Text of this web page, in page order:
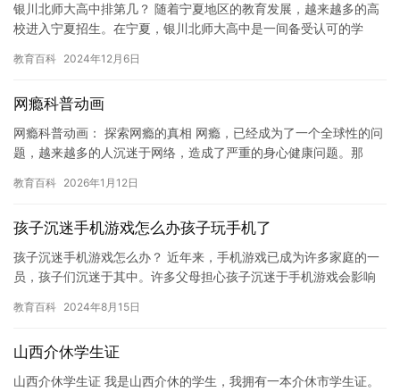
银川北师大高中排第几？ 随着宁夏地区的教育发展，越来越多的高
校进入宁夏招生。在宁夏，银川北师大高中是一间备受认可的学
202…
教育百科 2024年12月6日
网瘾科普动画
网瘾科普动画： 探索网瘾的真相 网瘾，已经成为了一个全球性的问
题，越来越多的人沉迷于网络，造成了严重的身心健康问题。那
面，…
教育百科 2026年1月12日
孩子沉迷手机游戏怎么办孩子玩手机了
孩子沉迷手机游戏怎么办？ 近年来，手机游戏已成为许多家庭的一
员，孩子们沉迷于其中。许多父母担心孩子沉迷于手机游戏会影响
可能…
教育百科 2024年8月15日
山西介休学生证
山西介休学生证 我是山西介休的学生，我拥有一本介休市学生证。